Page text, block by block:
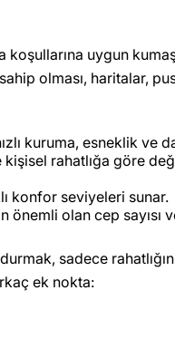
koşullarına uygun
olması, haritalar,
kuruma, esneklik ve
rahatlığa göre
konfor seviyeleri sunar.
olan cep sayısı
sadece
ek nokta: